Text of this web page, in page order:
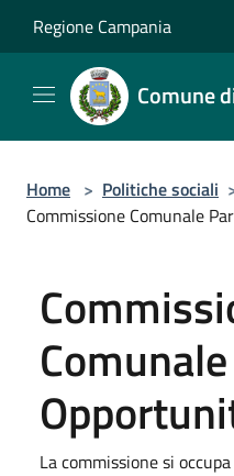
Regione Campania
Comune
Home > Politiche sociali
Commissione Comunale
La commissione si